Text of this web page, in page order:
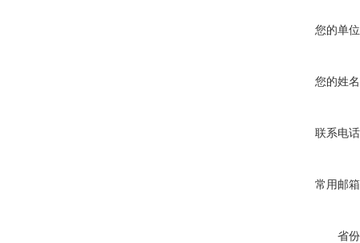
您的单
您的姓
联系电
常用邮
省